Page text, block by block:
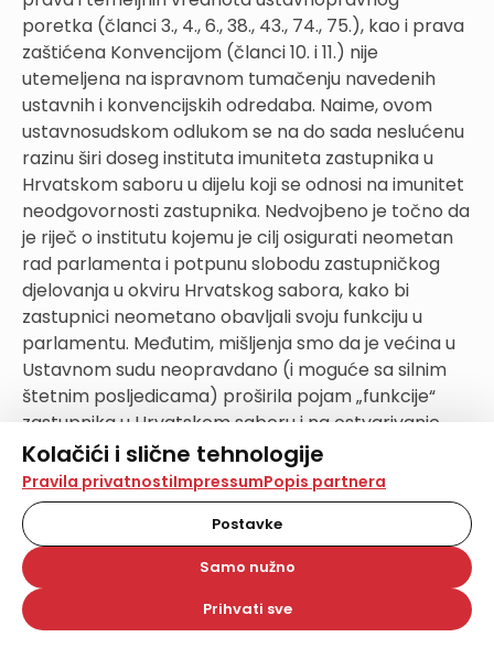
Kolačići i slične tehnologije
Na našoj web stranici koristimo kolačiće i slične
tehnologije za pohranu, čitanje i obradu informacija na
vašem uređaju. Time poboljšavamo korisničko iskustvo,
analiziramo promet na stranici te prikazujemo sadržaje i
oglase koji vas zanimaju. Korisnički profili mogu se kreirati
na više web stranica i uređaja u tu svrhu. Naši partneri
također koriste ove tehnologije.
Odabirom opcije „Samo nužno“ prihvaćate samo one
Pravila privatnostiImpressumPopis partnera
Postavke
Samo nužno
Prihvati sve
poretka (članci 3., 4., 6., 38., 43., 74., 75.), kao i prava
zaštićena Konvencijom (članci 10. i 11.) nije
utemeljena na ispravnom tumačenju navedenih
ustavnih i konvencijskih odredaba. Naime, ovom
ustavnosudskom odlukom se na do sada neslućenu
razinu širi doseg instituta imuniteta zastupnika u
Hrvatskom saboru u dijelu koji se odnosi na imunitet
neodgovornosti zastupnika. Nedvojbeno je točno da
je riječ o institutu kojemu je cilj osigurati neometan
rad parlamenta i potpunu slobodu zastupničkog
djelovanja u okviru Hrvatskog sabora, kako bi
zastupnici neometano obavljali svoju funkciju u
parlamentu. Međutim, mišljenja smo da je većina u
Ustavnom sudu neopravdano (i moguće sa silnim
štetnim posljedicama) proširila pojam „funkcije“
zastupnika u Hrvatskom saboru i na ostvarivanje
osobnog odnosno stranačkog interesa. Smatramo
da ostvarivanje inherentno partikularnih interesa
nikako nije mogao biti niti jest cilj ustavotvorca kada
je uspostavljao pojam „funkcije“ zastupnika u
Hrvatskom saboru. Ponovimo, „funkcija“ zastupnika
u Hrvatskom saboru je, prema Ustavu,
predstavljanje građana i donošenje zakona – na
korist cijelom društvu. Dakako da će, ako pojedini